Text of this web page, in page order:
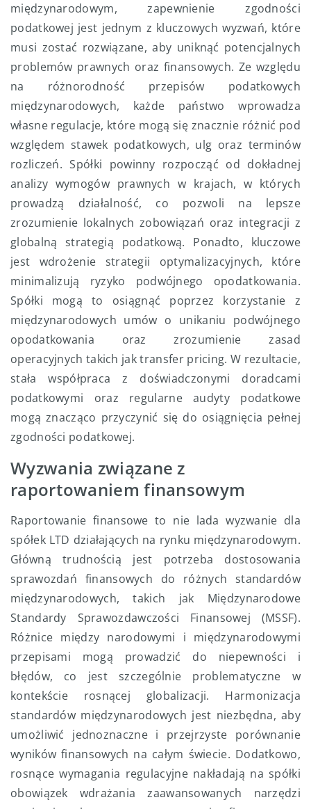
międzynarodowym, zapewnienie zgodności
podatkowej jest jednym z kluczowych wyzwań, które
musi zostać rozwiązane, aby uniknąć potencjalnych
problemów prawnych oraz finansowych. Ze względu
na różnorodność przepisów podatkowych
międzynarodowych, każde państwo wprowadza
własne regulacje, które mogą się znacznie różnić pod
względem stawek podatkowych, ulg oraz terminów
rozliczeń. Spółki powinny rozpocząć od dokładnej
analizy wymogów prawnych w krajach, w których
prowadzą działalność, co pozwoli na lepsze
zrozumienie lokalnych zobowiązań oraz integracji z
globalną strategią podatkową. Ponadto, kluczowe
jest wdrożenie strategii optymalizacyjnych, które
minimalizują ryzyko podwójnego opodatkowania.
Spółki mogą to osiągnąć poprzez korzystanie z
międzynarodowych umów o unikaniu podwójnego
opodatkowania oraz zrozumienie zasad
operacyjnych takich jak transfer pricing. W rezultacie,
stała współpraca z doświadczonymi doradcami
podatkowymi oraz regularne audyty podatkowe
mogą znacząco przyczynić się do osiągnięcia pełnej
zgodności podatkowej.
Wyzwania związane z
raportowaniem finansowym
Raportowanie finansowe to nie lada wyzwanie dla
spółek LTD działających na rynku międzynarodowym.
Główną trudnością jest potrzeba dostosowania
sprawozdań finansowych do różnych standardów
międzynarodowych, takich jak Międzynarodowe
Standardy Sprawozdawczości Finansowej (MSSF).
Różnice między narodowymi i międzynarodowymi
przepisami mogą prowadzić do niepewności i
błędów, co jest szczególnie problematyczne w
kontekście rosnącej globalizacji. Harmonizacja
standardów międzynarodowych jest niezbędna, aby
umożliwić jednoznaczne i przejrzyste porównanie
wyników finansowych na całym świecie. Dodatkowo,
rosnące wymagania regulacyjne nakładają na spółki
obowiązek wdrażania zaawansowanych narzędzi